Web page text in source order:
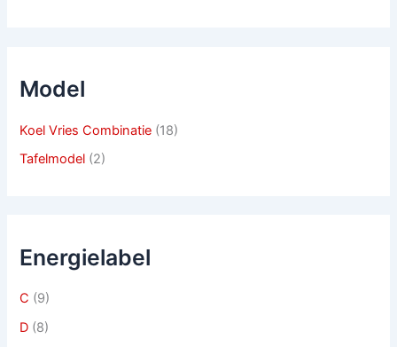
Model
Koel Vries Combinatie (18)
Tafelmodel (2)
Energielabel
C (9)
D (8)